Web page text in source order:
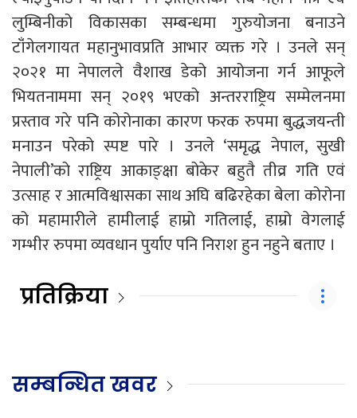
लुम्बिनीको विकासका सम्बन्धमा गुरुयोजना बनाउने
टाँंगेलगायत महानुभावप्रति आभार व्यक्त गरे । उनले सन्
२०२१ मा नेपालले वैशाख डेको आयोजना गर्न आफूले
भियतनाममा सन् २०१९ भएको अन्तरराष्ट्रिय सम्मेलनमा
प्रस्ताव गरे पनि कोरोनाका कारण फरक रुपमा बुद्धजयन्ती
मनाउन परेको स्पष्ट पारे । उनले ‘समृद्ध नेपाल, सुखी
नेपाली’को राष्ट्रिय आकाङ्क्षा बोकेर बहुतै तीव्र गति एवं
उत्साह र आत्मविश्वासका साथ अघि बढिरहेका बेला कोरोना
को महामारीले हामीलाई हाम्रो गतिलाई, हाम्रो वेगलाई
गम्भीर रुपमा व्यवधान पुर्याए पनि निराश हुन नहुने बताए ।
प्रतिक्रिया
सम्बन्धित खवर